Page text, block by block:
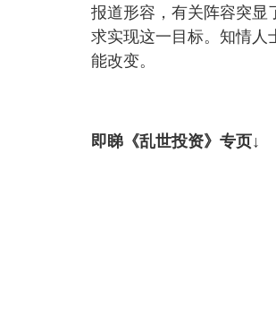
报道形容，有关阵容突显
求实现这一目标。知情人
能改变。
即睇《乱世投资》专页↓